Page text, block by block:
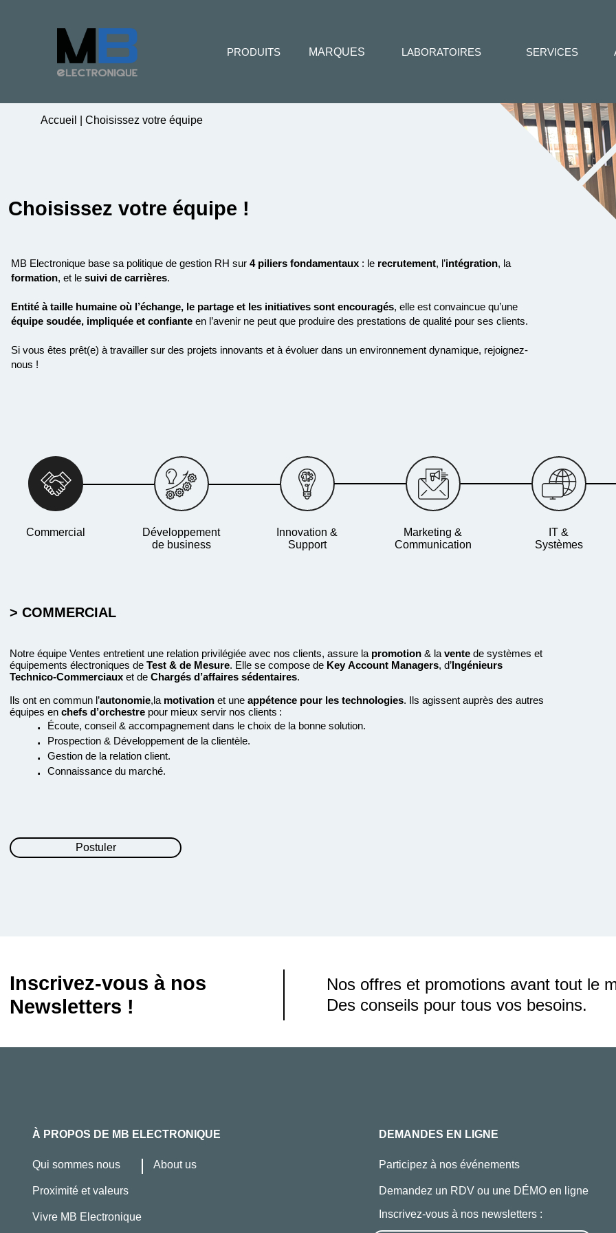
Accueil Choisissez votre équipe
Choisissez votre équipe !
Commercial
Développement
de business
Innovation &
Support
Marketing &
Communication
IT &
Systèmes
> COMMERCIAL
Notre équipe Ventes entretient une relation privilégiée avec nos clients, assure la promotion & la vente de systèmes et
équipements électroniques de Test & de Mesure. Elle se compose de Key Account Managers, d’Ingénieurs
Technico-Commerciaux et de Chargés d’affaires sédentaires.
Ils ont en commun l’autonomie,la motivation et une appétence pour les technologies. Ils agissent auprès des autres
équipes en chefs d’orchestre pour mieux servir nos clients :
. Écoute, conseil & accompagnement dans le choix de la bonne solution.
. Prospection & Développement de la clientèle.
. Gestion de la relation client.
. Connaissance du marché.
Postuler
MB Electronique base sa politique de gestion RH sur 4 piliers fondamentaux : le recrutement, l’intégration, la
formation, et le suivi de carrières.
Entité à taille humaine où l’échange, le partage et les initiatives sont encouragés, elle est convaincue qu’une
équipe soudée, impliquée et confiante en l’avenir ne peut que produire des prestations de qualité pour ses clients.
Si vous êtes prêt(e) à travailler sur des projets innovants et à évoluer dans un environnement dynamique, rejoignez-
nous !
Inscrivez-vous à nos
Newsletters !
Nos offres et promotions avant tout le
Des conseils pour tous vos besoins.
À PROPOS DE MB ELECTRONIQUE DEMANDES EN LIGNE
Qui sommes nous About us Participez à nos événements
Proximité et valeurs
Demandez un RDV ou une DÉMO en ligne
Vivre MB Electronique
Inscrivez-vous à nos newsletters :
PRODUITS MARQUES LABORATOIRES SERVICES